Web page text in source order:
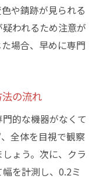
や錆跡が見られる
われるため注意が
場合、早めに専門
の流れ
的な機器がなくて
全体を目視で観察
ょう。次に、クラ
を計測し、0.2ミ